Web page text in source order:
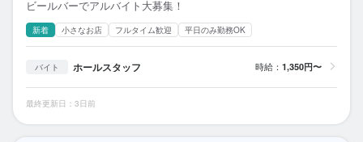
ヘルプ・お問い合わせフォーム
掲載をご検討の店舗様へ
食べログ求人PRESS
プライバシーポリシー
ビールバーでアルバイト大募集！
新着 小さなお店 フルタイム歓迎 平日のみ勤務OK
バイト ホールスタッフ 時給： 1,350円〜
最終更新日：3日前